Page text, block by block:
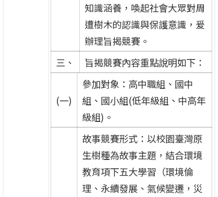
知識涵養，喚起社會大眾對周
遭樹木的認識與保護意識，爰
辦理旨揭競賽。
三、
旨揭競賽內容重點說明如下：
(一)
參加對象：高中職組、國中
組、國小組(低年級組、中高年
級組)。
故事競賽形式：以校園臺灣原
生樹種為故事主題，結合環境
教育項下五大學習（環境倫
理、永續發展、氣候變遷，災